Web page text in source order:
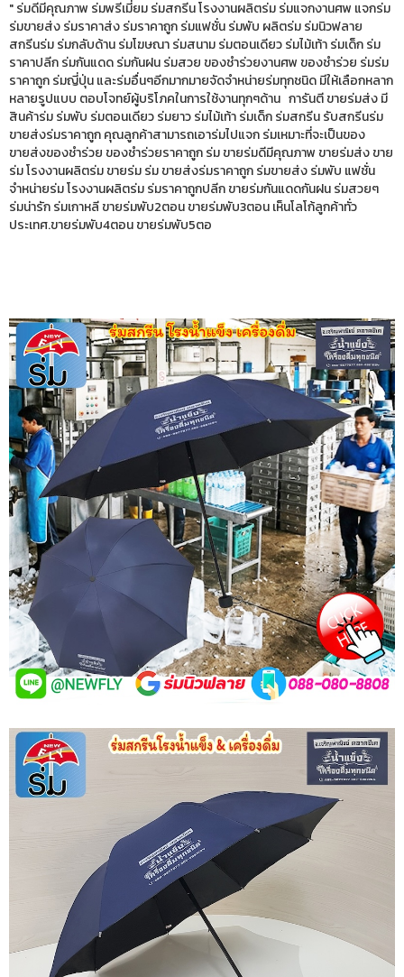
" ร่มดีมีคุณภาพ ร่มพรีเมี่ยม ร่มสกรีน โรงงานผลิตร่ม ร่มแจกงานศพ แจกร่ม
ร่มขายส่ง ร่มราคาส่ง ร่มราคาถูก ร่มแฟชั่น ร่มพับ ผลิตร่ม ร่มนิวฟลาย
สกรีนร่ม ร่มกลับด้าน ร่มโฆษณา ร่มสนาม ร่มตอนเดียว ร่มไม้เท้า ร่มเด็ก ร่ม
ราคาปลีก ร่มกันแดด ร่มกันฝน ร่มสวย ของชำร่วยงานศพ ของชำร่วย ร่มร่ม
ราคาถูก ร่มญี่ปุ่น และร่มอื่นๆอีกมากมายจัดจำหน่ายร่มทุกชนิด มีให้เลือกหลาก
หลายรูปแบบ ตอบโจทย์ผู้บริโภคในการใช้งานทุกๆด้าน การันตี ขายร่มส่ง มี
สินค้าร่ม ร่มพับ ร่มตอนเดียว ร่มยาว ร่มไม้เท้า ร่มเด็ก ร่มสกรีน รับสกรีนร่ม
ขายส่งร่มราคาถูก คุณลูกค้าสามารถเอาร่มไปแจก ร่มเหมาะที่จะเป็นของ
ขายส่งของชำร่วย ของชำร่วยราคาถูก ร่ม ขายร่มดีมีคุณภาพ ขายร่มส่ง ขาย
ร่ม โรงงานผลิตร่ม ขายร่ม ร่ม ขายส่งร่มราคาถูก ร่มขายส่ง ร่มพับ แฟชั่น
จำหน่ายร่ม โรงงานผลิตร่ม ร่มราคาถูกปลีก ขายร่มกันแดดกันฝน ร่มสวยๆ
ร่มน่ารัก ร่มเกาหลี ขายร่มพับ2ตอน ขายร่มพับ3ตอน เห็นโลโก้ลูกค้าทั่ว
ประเทศ.ขายร่มพับ4ตอน ขายร่มพับ5ตอ